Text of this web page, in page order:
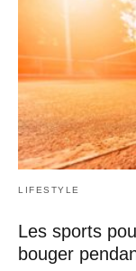
LIFESTYLE
Les sports
bouger